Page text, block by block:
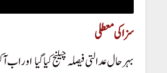
سزا کی معطلی
بہرحال عدالتی فیصلہ چیلنج کیا گیااور اب